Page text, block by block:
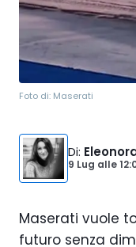
Foto di: Maserati
Di:
9 Lug alle
Maserati vuole
futuro senza